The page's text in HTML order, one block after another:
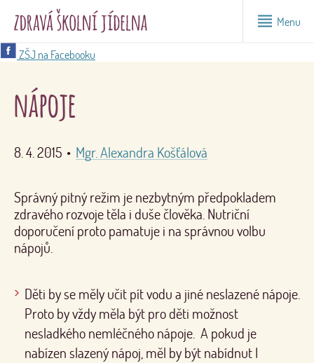
Menu
ZŠJ na Facebooku
nápoje
8. 4. 2015 • Mgr. Alexandra Košťálová
Správný pitný režim je nezbytným předpokladem
zdravého rozvoje těla i duše člověka. Nutriční
doporučení proto pamatuje i na správnou volbu
nápojů.
Děti by se měly učit pít vodu a jiné neslazené nápoje.
Proto by vždy měla být pro děti možnost
nesladkého nemléčného nápoje. A pokud je
nabízen slazený nápoj, měl by být nabídnut I